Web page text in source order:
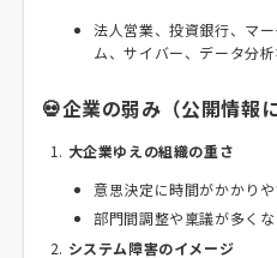
法人営業、投資銀行、マ
ム、サイバー、データ分
💀企業の弱み（公開情報
大企業ゆえの組織の重さ
意思決定に時間がかかり
部門間調整や稟議が多く
システム障害のイメージ